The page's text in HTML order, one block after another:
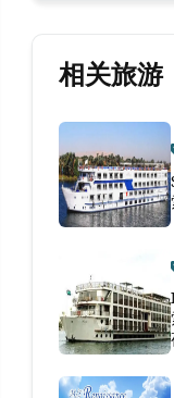
相关旅游